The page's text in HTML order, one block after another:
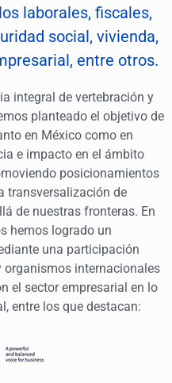
laborales, fiscales,
social, vivienda,
entre otros.
integral de vertebración y
planteado el objetivo de
en México como en
e impacto en el ámbito
posicionamientos
transversalización de
de nuestras fronteras. En
hemos logrado un
una participación
internacionales
el sector empresarial en lo
entre los que destacan: